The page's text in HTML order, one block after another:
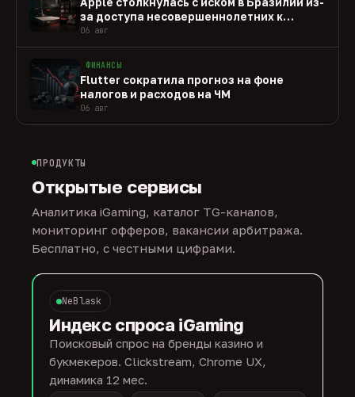
за доступа несовершеннолетних к
gambling-приложениям
06 авг
ФИНАНСЫ
Flutter сократила прогноз на фоне
налогов и расходов на ЧМ
06 авг
ПРОДУКТЫ
Открытые сервисы
Аналитика iGaming, каталог TG-каналов,
мониторинг офферов, вакансии арбитража.
Бесплатно, с честными цифрами.
NeBlask
Индекс спроса iGaming
Поисковый спрос на бренды казино и
букмекеров. Clickstream, Chrome UX,
динамика 12 мес.